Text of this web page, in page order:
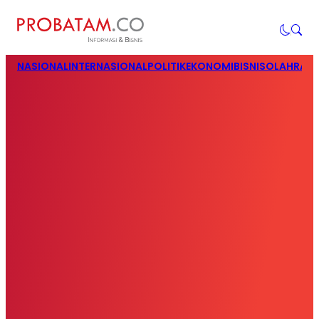
NASIONALINTERNASIONALPOLITIKEKONOMIBISNIS